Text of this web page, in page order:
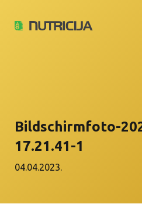
Bildschirm­foto-
17.21.41-1
04.04.2023.